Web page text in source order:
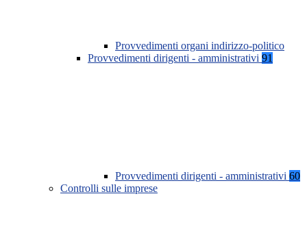
Provvedimenti organi indirizzo-politico
Provvedimenti dirigenti - amministrativi 91
Provvedimenti dirigenti - amministrativi 60
Controlli sulle imprese